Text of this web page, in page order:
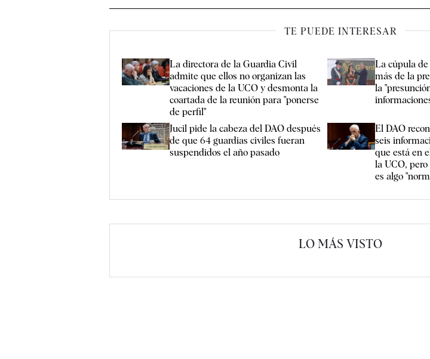
TE PUEDE INTERESAR
La directora de la Guardia Civil
admite que ellos no organizan las
vacaciones de la UCO y desmonta la
coartada de la reunión para "ponerse
de perfil"
La cúpula
más de la
la
Jucil pide la cabeza del DAO después
de que 64 guardias civiles fueran
suspendidos el año pasado
El DAO
seis
que está en
la UCO,
es algo
LO MÁS VISTO